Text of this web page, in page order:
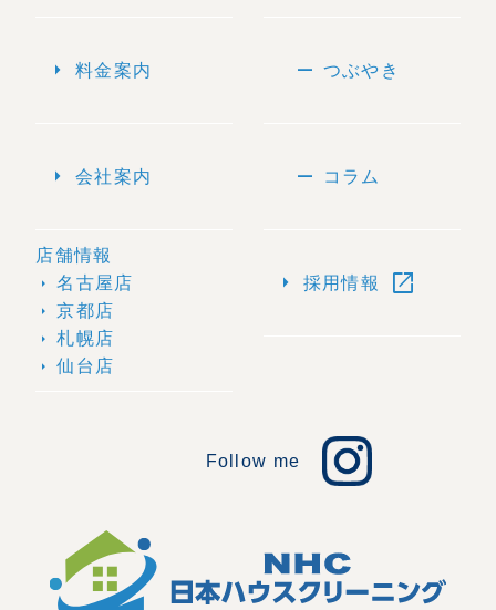
arrow_right 料金案内
arrow_right 会社案内
店舗情報
arrow_right 名古屋店
arrow_right 京都店
arrow_right 札幌店
arrow_right 仙台店
remove つぶやき
remove コラム
arrow_right 採用情報 open_in_new
Follow me